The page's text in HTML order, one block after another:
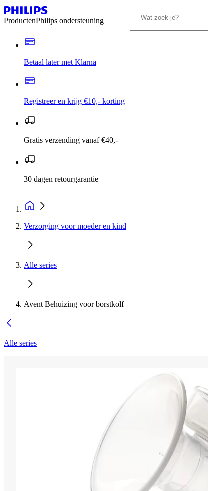
ProductenPhilips ondersteuning
Betaal later met Klarna
Registreer en krijg €10,- korting
Gratis verzending vanaf €40,-
30 dagen retourgarantie
Verzorging voor moeder en kind
Alle series
Avent Behuizing voor borstkolf
Alle series